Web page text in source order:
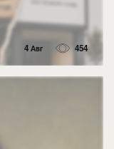
4 Авг 454